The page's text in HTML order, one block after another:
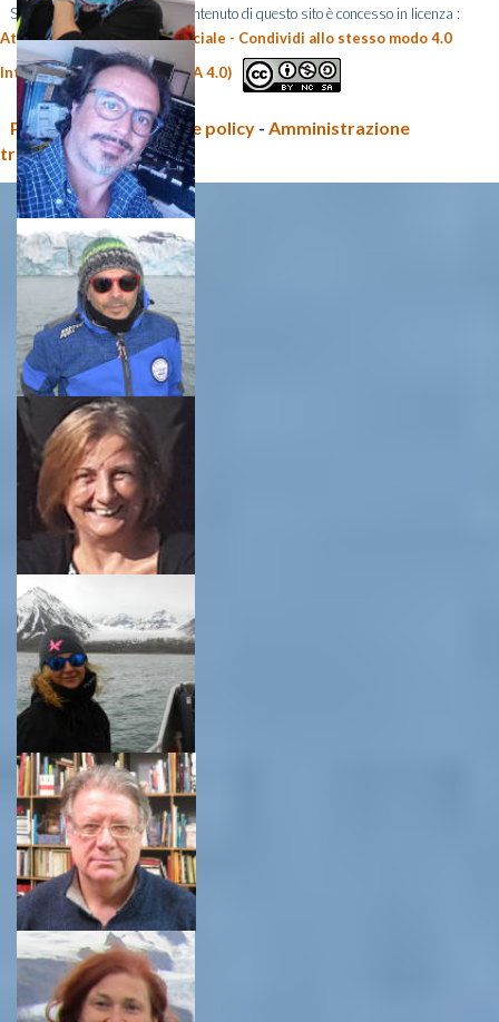
Salvo diversa indicazione, il contenuto di questo sito è concesso in licenza :
Attribuzione - Non commerciale - Condividi allo stesso modo 4.0
Internazionale (CC BY-NC-SA 4.0)
Privacy policy e Cookie policy - Amministrazione
trasparente CNR